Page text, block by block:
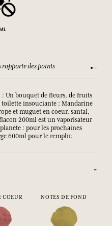
des points
Un bouquet de fleurs, de fruits
toilette insouciante : Mandarine
et muguet en coeur, santal,
200ml est un vaporisateur
: pour les prochaines
600ml pour le remplir.
COEUR NOTES DE FOND